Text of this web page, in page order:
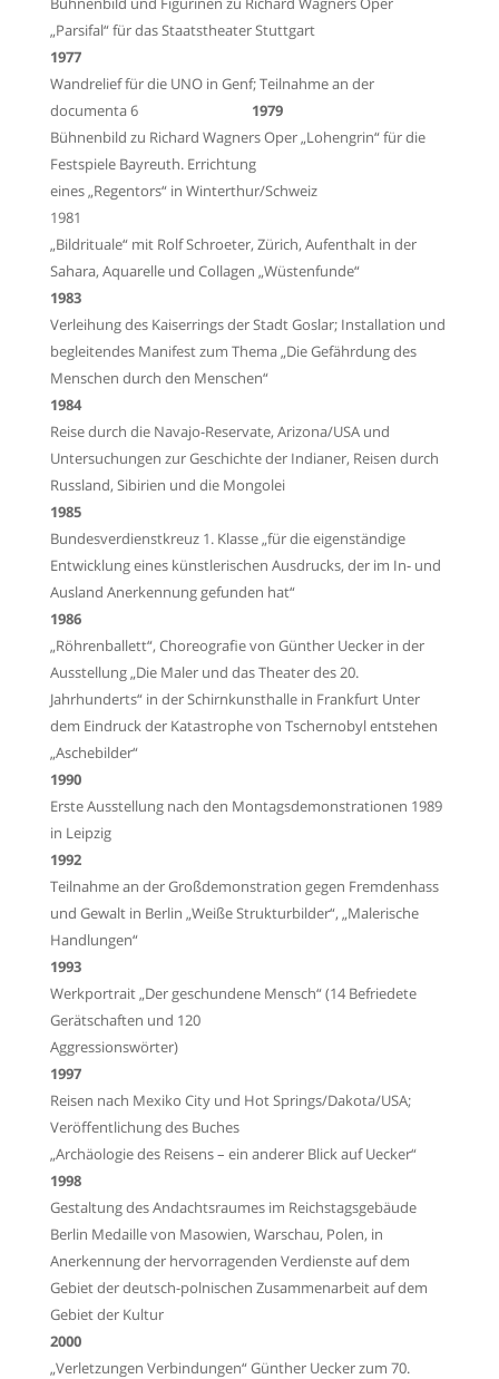
„Parsifal“ für das Staatstheater Stuttgart
1977
Wandrelief für die UNO in Genf; Teilnahme an der
documenta 6 1979
Bühnenbild zu Richard Wagners Oper „Lohengrin“ für die
Festspiele Bayreuth. Errichtung
eines „Regentors“ in Winterthur/Schweiz
1981
„Bildrituale“ mit Rolf Schroeter, Zürich, Aufenthalt in der
Sahara, Aquarelle und Collagen „Wüstenfunde“
1983
Verleihung des Kaiserrings der Stadt Goslar; Installation und
begleitendes Manifest zum Thema „Die Gefährdung des
Menschen durch den Menschen“
1984
Reise durch die Navajo-Reservate, Arizona/USA und
Untersuchungen zur Geschichte der Indianer, Reisen durch
Russland, Sibirien und die Mongolei
1985
Bundesverdienstkreuz 1. Klasse „für die eigenständige
Entwicklung eines künstlerischen Ausdrucks, der im In- und
Ausland Anerkennung gefunden hat“
1986
„Röhrenballett“, Choreografie von Günther Uecker in der
Ausstellung „Die Maler und dasTheater des 20.
Jahrhunderts“ in der Schirnkunsthalle in Frankfurt Unter
dem Eindruck der Katastrophe von Tschernobyl entstehen
„Aschebilder“
1990
Erste Ausstellung nach den Montagsdemonstrationen 1989
in Leipzig
1992
Teilnahme an der Großdemonstration gegen Fremdenhass
und Gewalt in Berlin „WeißeStrukturbilder“, „Malerische
Handlungen“
1993
Werkportrait „Der geschundene Mensch“ (14 Befriedete
Gerätschaften und 120
Aggressionswörter)
1997
Reisen nach Mexiko City und Hot Springs/Dakota/USA;
Veröffentlichung des Buches
„Archäologie des Reisens – ein anderer Blick auf Uecker“
1998
Gestaltung des Andachtsraumes im Reichstagsgebäude
Berlin Medaille von Masowien, Warschau, Polen, in
Anerkennung der hervorragenden Verdienste auf dem
Gebiet derdeutsch-polnischen Zusammenarbeit auf dem
Gebiet der Kultur
2000
„Verletzungen Verbindungen“ Günther Uecker zum 70.